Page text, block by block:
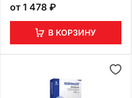
от 1 478 ₽
В КОРЗИНУ